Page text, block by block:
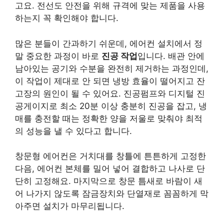
고요. 전선도 안전을 위해 규격에 맞는 제품을 사용
하는지 꼭 확인해야 합니다.
많은 분들이 간과하기 쉬운데, 에어컨 설치에서 정
말 중요한 과정이 바로 진공 작업입니다. 배관 안에
남아있는 공기와 수분을 완전히 제거하는 과정인데,
이 작업이 제대로 안 되면 냉방 효율이 떨어지고 잔
고장의 원인이 될 수 있어요. 진공펌프와 디지털 진
공게이지로 최소 20분 이상 충분히 진공을 잡고, 냉
매를 충전할 때는 정확한 양을 저울로 맞춰야 최적
의 성능을 낼 수 있다고 합니다.
창문형 에어컨은 거치대를 창틀에 튼튼하게 고정한
다음, 에어컨 본체를 밀어 넣어 결합하고 나사로 단
단히 고정해요. 마지막으로 창문 틈새로 바람이 새
어 나가지 않도록 잠금장치와 단열재로 꼼꼼하게 막
아주면 설치가 마무리됩니다.